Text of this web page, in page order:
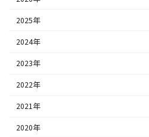
の
ペ
ー
ジ
送
り
2025年
2024年
2023年
2022年
2021年
2020年